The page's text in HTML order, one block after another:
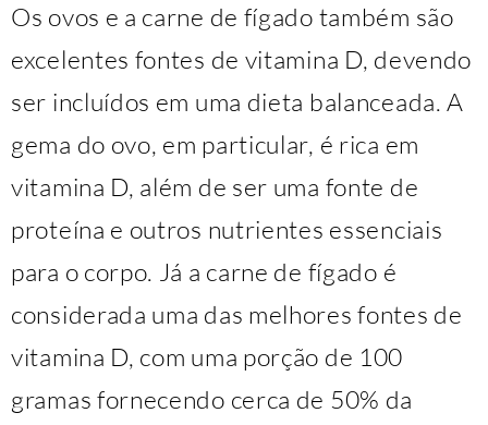
Os ovos e a carne de fígado também são
excelentes fontes de vitamina D, devendo
ser incluídos em uma dieta balanceada. A
gema do ovo, em particular, é rica em
vitamina D, além de ser uma fonte de
proteína e outros nutrientes essenciais
para o corpo. Já a carne de fígado é
considerada uma das melhores fontes de
vitamina D, com uma porção de 100
gramas fornecendo cerca de 50% da